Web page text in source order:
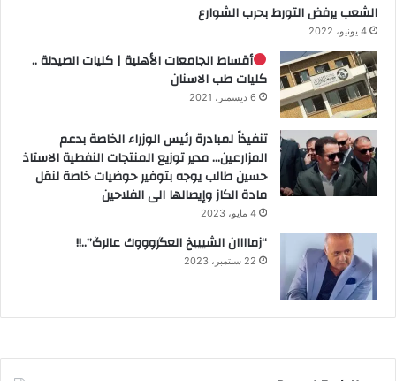
الشعب يرفض التورط بحرب الشوارع
4 يونيو، 2022
أقساط الجامعات الأهلية | كليات الصيدلة ..
كليات طب الاسنان
6 ديسمبر، 2021
تنفيذاً لمبادرة رئيس الوزراء الخاصة بدعم
المزارعين… مدير توزيع المنتجات النفطية الاستاذ
حسين طالب يوجه بتوفير حوضيات خاصة لنقل
مادة الكاز وإيصالها الى الفلاحين
4 مايو، 2023
“زماااان الشيييخ العگروووك عالرگ”..!!
22 سبتمبر، 2023